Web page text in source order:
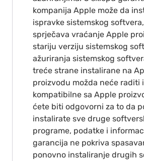
kompanija Apple može da
ispravke sistemskog
sprječava vraćanje Apple
stariju verziju sistemskog
ažuriranja sistemskog
treće strane instalirane na
proizvodu možda neće raditi
kompatibilne sa Apple
ćete biti odgovorni za to da
instalirate sve druge
programe, podatke i
garancija ne pokriva
ponovno instaliranje drugih